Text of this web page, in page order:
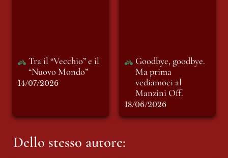
Tra il “Vecchio” e il
“Nuovo Mondo”
14/07/2026
Goodbye, goodbye.
Ma prima
vediamoci al
Manzini Off.
18/06/2026
Dello stesso autore: